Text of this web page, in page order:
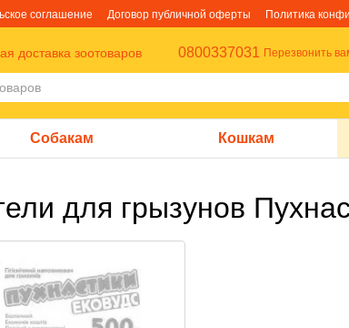
соглашение Договор публичной оферты Политика
доставка зоотоваров 0800337031 Перезвонить
Собакам Кошкам
для грызунов